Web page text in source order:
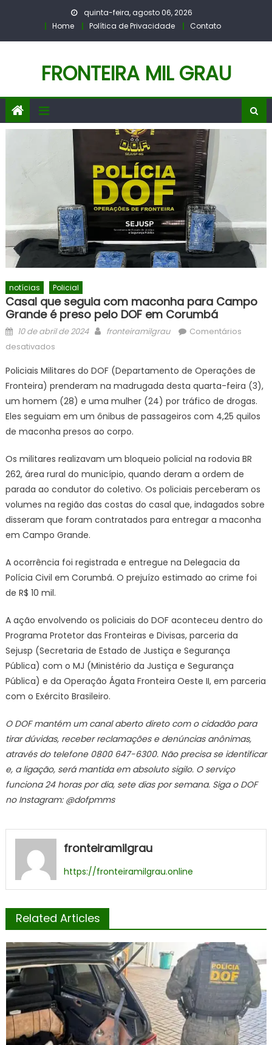
quinta-feira, agosto 06, 2026
Home
Política de Privacidade Contato
FRONTEIRA MIL GRAU
notícias Policial
Casal que seguia com maconha para Campo
Grande é preso pelo DOF em Corumbá
Posted
on
10 de abril de 2024 Author
fronteiramilgrau
Comentários
desativadosem
que
seguia
com
maconha
para
Grande
é
preso
pelo
DOF
Corumbá
Policiais Militares do DOF (Departamento de Operações de
Fronteira) prenderam na madrugada desta quarta-feira (3),
um homem (28) e uma mulher (24) por tráfico de drogas.
Eles seguiam em um ônibus de passageiros com 4,25 quilos
de maconha presos ao corpo.
Os militares realizavam um bloqueio policial na rodovia BR
262, área rural do município, quando deram a ordem de
parada ao condutor do coletivo. Os policiais perceberam os
volumes na região das costas do casal que, indagados sobre
disseram que foram contratados para entregar a maconha
em Campo Grande.
A ocorrência foi registrada e entregue na Delegacia da
Polícia Civil em Corumbá. O prejuízo estimado ao crime foi
de R$ 10 mil.
A ação envolvendo os policiais do DOF aconteceu dentro do
Programa Protetor das Fronteiras e Divisas, parceria da
Sejusp (Secretaria de Estado de Justiça e Segurança
Pública) com o MJ (Ministério da Justiça e Segurança
Pública) e da Operação Ágata Fronteira Oeste II, em parceria
com o Exército Brasileiro.
O DOF mantém um canal aberto direto com o cidadão para
tirar dúvidas, receber reclamações e denúncias anônimas,
através do telefone 0800 647-6300. Não precisa se identificar
e, a ligação, será mantida em absoluto sigilo. O serviço
funciona 24 horas por dia, sete dias por semana. Siga o DOF
no Instagram: @dofpmms
fronteiramilgrau
https://fronteiramilgrau.online
Related Articles